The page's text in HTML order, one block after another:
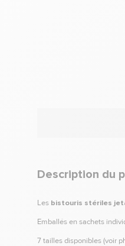
Description du
Les bistouris stériles
Emballés en sachets
7 tailles disponibles (voir